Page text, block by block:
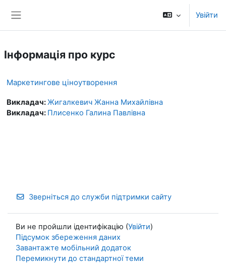
Увійти
Інформація про курс
Маркетингове ціноутворення
Викладач:Жигалкевич Жанна Михайлівна
Викладач: Плисенко Галина Павлівна
Зверніться до служби підтримки сайту
Ви не пройшли ідентифікацію (Увійти)
Підсумок збереження даних
Завантажте мобільний додаток
Перемикнути до стандартної теми